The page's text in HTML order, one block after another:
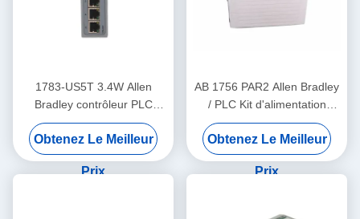
1783-US5T 3.4W Allen
Bradley contrôleur PLC
Commutateur Ethernet
industriel cinq ports en
cuivre
Obtenez Le Meilleur
Prix
AB 1756 PAR2 Allen Bradley
/ PLC Kit d'alimentation
redondante ControlLogix
Obtenez Le Meilleur
Prix